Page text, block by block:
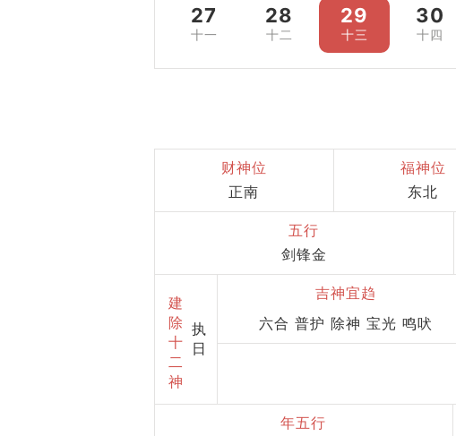
27
十一
28
十二
29
十三
30
十四
财神位
正南
福神位
东北
五行
剑锋金
建
除
十
二
神
执
日
吉神宜趋
六合 普护 除神 宝光 鸣吠
年五行